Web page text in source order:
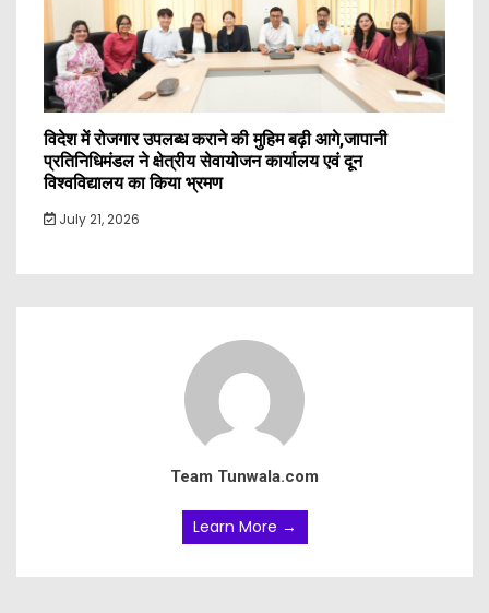
विदेश में रोजगार उपलब्ध कराने की मुहिम बढ़ी आगे,जापानी
प्रतिनिधिमंडल ने क्षेत्रीय सेवायोजन कार्यालय एवं दून
विश्वविद्यालय का किया भ्रमण
July 21, 2026
Team Tunwala.com
Learn More →